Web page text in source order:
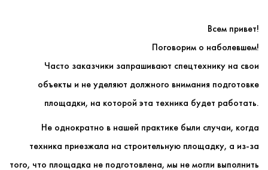
Всем привет!
Поговорим о наболевшем!
Часто заказчики запрашивают спецтехнику на свои
объекты и не уделяют должного внимания подготовке
площадки, на которой эта техника будет работать.
Не однократно в нашей практике были случаи, когда
техника приезжала на строительную площадку, а из-за
того, что площадка не подготовлена, мы не могли выполнить